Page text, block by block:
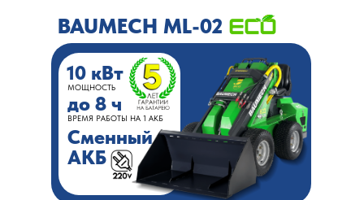
BAUMECH ML-02
10 кВт
до 8 ч
Сменный
АКБ
МОЩНОСТЬ
ВРЕМЯ РАБОТЫ НА 1 АКБ